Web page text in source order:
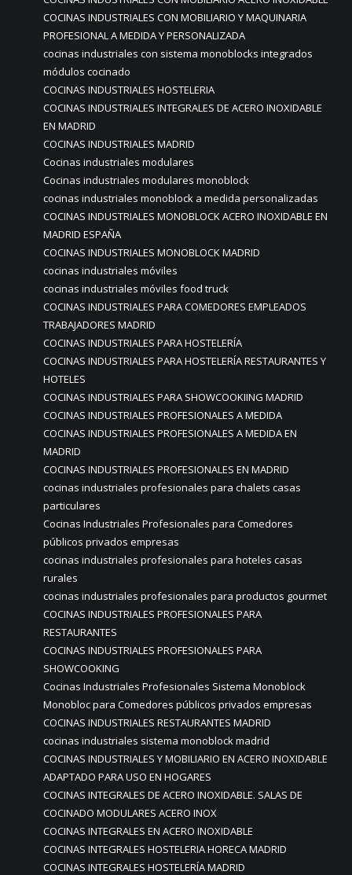
COCINAS INDUSTRIALES CON MOBILIARIO Y MAQUINARIA
PROFESIONAL A MEDIDA Y PERSONALIZADA
cocinas industriales con sistema monoblocks integrados
módulos cocinado
COCINAS INDUSTRIALES HOSTELERIA
COCINAS INDUSTRIALES INTEGRALES DE ACERO INOXIDABLE
EN MADRID
COCINAS INDUSTRIALES MADRID
Cocinas industriales modulares
Cocinas industriales modulares monoblock
cocinas industriales monoblock a medida personalizadas
COCINAS INDUSTRIALES MONOBLOCK ACERO INOXIDABLE EN
MADRID ESPAÑA
COCINAS INDUSTRIALES MONOBLOCK MADRID
cocinas industriales móviles
cocinas industriales móviles food truck
COCINAS INDUSTRIALES PARA COMEDORES EMPLEADOS
TRABAJADORES MADRID
COCINAS INDUSTRIALES PARA HOSTELERÍA
COCINAS INDUSTRIALES PARA HOSTELERÍA RESTAURANTES Y
HOTELES
COCINAS INDUSTRIALES PARA SHOWCOOKIING MADRID
COCINAS INDUSTRIALES PROFESIONALES A MEDIDA
COCINAS INDUSTRIALES PROFESIONALES A MEDIDA EN
MADRID
COCINAS INDUSTRIALES PROFESIONALES EN MADRID
cocinas industriales profesionales para chalets casas
particulares
Cocinas Industriales Profesionales para Comedores
públicos privados empresas
cocinas industriales profesionales para hoteles casas
rurales
cocinas industriales profesionales para productos gourmet
COCINAS INDUSTRIALES PROFESIONALES PARA
RESTAURANTES
COCINAS INDUSTRIALES PROFESIONALES PARA
SHOWCOOKING
Cocinas Industriales Profesionales Sistema Monoblock
Monobloc para Comedores públicos privados empresas
COCINAS INDUSTRIALES RESTAURANTES MADRID
cocinas industriales sistema monoblock madrid
COCINAS INDUSTRIALES Y MOBILIARIO EN ACERO INOXIDABLE
ADAPTADO PARA USO EN HOGARES
COCINAS INTEGRALES DE ACERO INOXIDABLE. SALAS DE
COCINADO MODULARES ACERO INOX
COCINAS INTEGRALES EN ACERO INOXIDABLE
COCINAS INTEGRALES HOSTELERIA HORECA MADRID
COCINAS INTEGRALES HOSTELERÍA MADRID